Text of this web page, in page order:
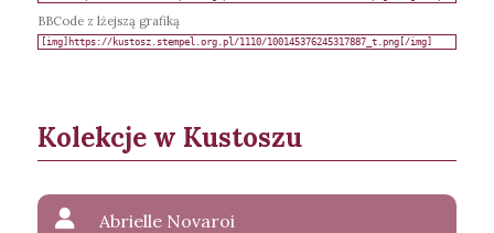
BBCode z lżejszą grafiką
Kolekcje w Kustoszu
Abrielle Novaroi